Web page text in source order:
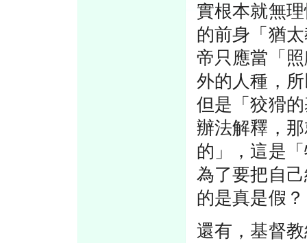
實根本就無
的前身「猶
帝只應當「
外的人種，
但是「狡猾
辦法解釋，
的」，這是
為了要把自
的是真是假？
還有，基督